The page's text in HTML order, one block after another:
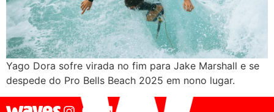
Yago Dora sofre virada no fim para Jake Marshall e se
despede do Pro Bells Beach 2025 em nono lugar.